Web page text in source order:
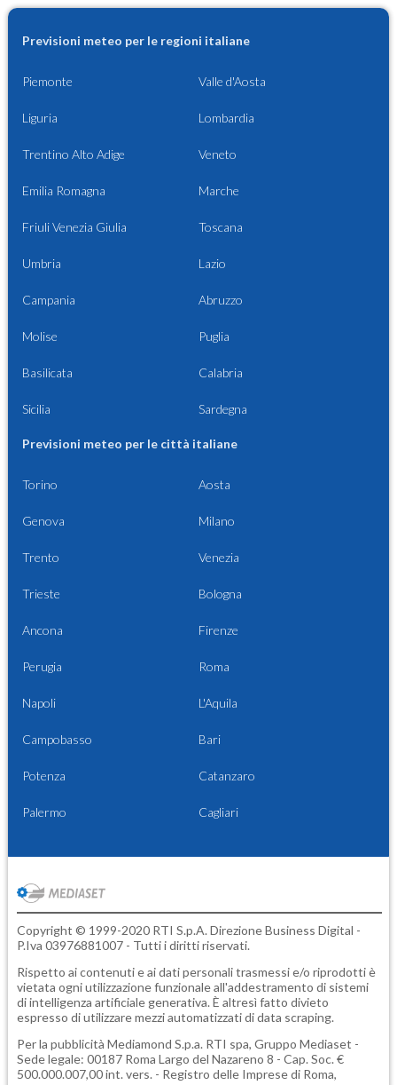
Previsioni meteo per le regioni italiane
Piemonte Valle d'Aosta
Liguria Lombardia
Trentino Alto Adige Veneto
Emilia Romagna Marche
Friuli Venezia Giulia Toscana
Umbria Lazio
Campania Abruzzo
Molise Puglia
Basilicata Calabria
Sicilia Sardegna
Previsioni meteo per le città italiane
Torino Aosta
Genova Milano
Trento Venezia
Trieste Bologna
Ancona Firenze
Perugia Roma
Napoli L'Aquila
Campobasso Bari
Potenza Catanzaro
Palermo Cagliari
Copyright © 1999-2020 RTI S.p.A. Direzione Business Digital -
P.Iva 03976881007 - Tutti i diritti riservati.
Rispetto ai contenuti e ai dati personali trasmessi e/o riprodotti è
vietata ogni utilizzazione funzionale all'addestramento di sistemi
di intelligenza artificiale generativa. È altresì fatto divieto
espresso di utilizzare mezzi automatizzati di data scraping.
Per la pubblicità Mediamond S.p.a. RTI spa, Gruppo Mediaset -
Sede legale: 00187 Roma Largo del Nazareno 8 - Cap. Soc. €
500.000.007,00 int. vers. - Registro delle Imprese di Roma,